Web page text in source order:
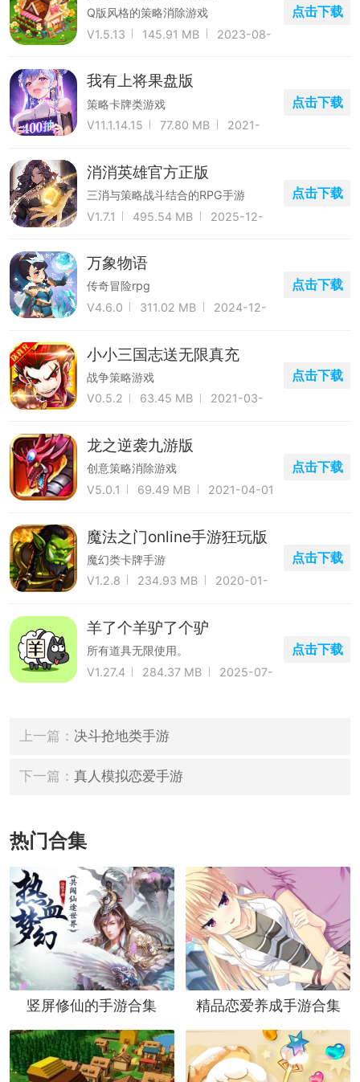
Q版风格的策略消除游戏
V1.5.13
145.91 MB
2023-08-
点击下载
我有上将果盘版
策略卡牌类游戏
V11.1.14.15
77.80 MB
2021-
点击下载
消消英雄官方正版
三消与策略战斗结合的RPG手游
V1.7.1
495.54 MB
2025-12-
点击下载
万象物语
传奇冒险rpg
V4.6.0
311.02 MB
2024-12-
点击下载
小小三国志送无限真充
战争策略游戏
V0.5.2
63.45 MB
2021-03-
点击下载
龙之逆袭九游版
创意策略消除游戏
V5.0.1
69.49 MB 2021-04-01
点击下载
魔法之门online手游狂玩版
魔幻类卡牌手游
V1.2.8
234.93 MB
2020-01-
点击下载
羊了个羊驴了个驴
所有道具无限使用。
V1.27.4
284.37 MB
2025-07-
点击下载
上一篇： 决斗抢地类手游
下一篇： 真人模拟恋爱手游
热门合集
竖屏修仙的手游合集 精品恋爱养成手游合集